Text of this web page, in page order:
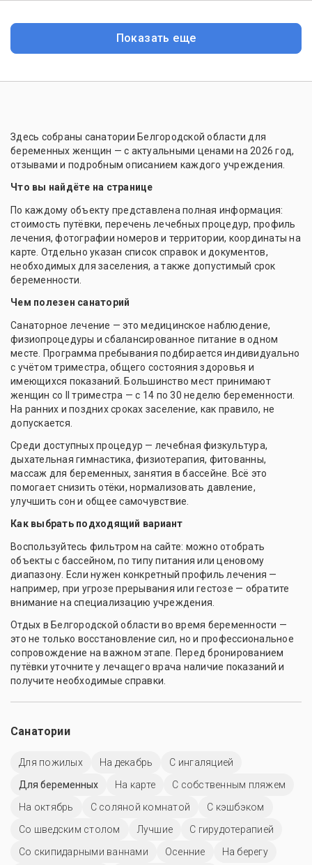
Показать еще
Здесь собраны санатории Белгородской области для
беременных женщин — с актуальными ценами на 2026 год,
отзывами и подробным описанием каждого учреждения.
Что вы найдёте на странице
По каждому объекту представлена полная информация:
стоимость путёвки, перечень лечебных процедур, профиль
лечения, фотографии номеров и территории, координаты на
карте. Отдельно указан список справок и документов,
необходимых для заселения, а также допустимый срок
беременности.
Чем полезен санаторий
Санаторное лечение — это медицинское наблюдение,
физиопроцедуры и сбалансированное питание в одном
месте. Программа пребывания подбирается индивидуально
с учётом триместра, общего состояния здоровья и
имеющихся показаний. Большинство мест принимают
женщин со II триместра — с 14 по 30 неделю беременности.
На ранних и поздних сроках заселение, как правило, не
допускается.
Среди доступных процедур — лечебная физкультура,
дыхательная гимнастика, физиотерапия, фитованны,
массаж для беременных, занятия в бассейне. Всё это
помогает снизить отёки, нормализовать давление,
улучшить сон и общее самочувствие.
Как выбрать подходящий вариант
Воспользуйтесь фильтром на сайте: можно отобрать
объекты с бассейном, по типу питания или ценовому
диапазону. Если нужен конкретный профиль лечения —
например, при угрозе прерывания или гестозе — обратите
внимание на специализацию учреждения.
Отдых в Белгородской области во время беременности —
это не только восстановление сил, но и профессиональное
сопровождение на важном этапе. Перед бронированием
путёвки уточните у лечащего врача наличие показаний и
получите необходимые справки.
Санатории
Для пожилых На декабрь
С ингаляцией
Для беременных
На карте
С собственным пляжем
На октябрь
С соляной комнатой
С кэшбэком
Со шведским столом
Лучшие
С гирудотерапией
Со скипидарными ваннами
Осенние На берегу